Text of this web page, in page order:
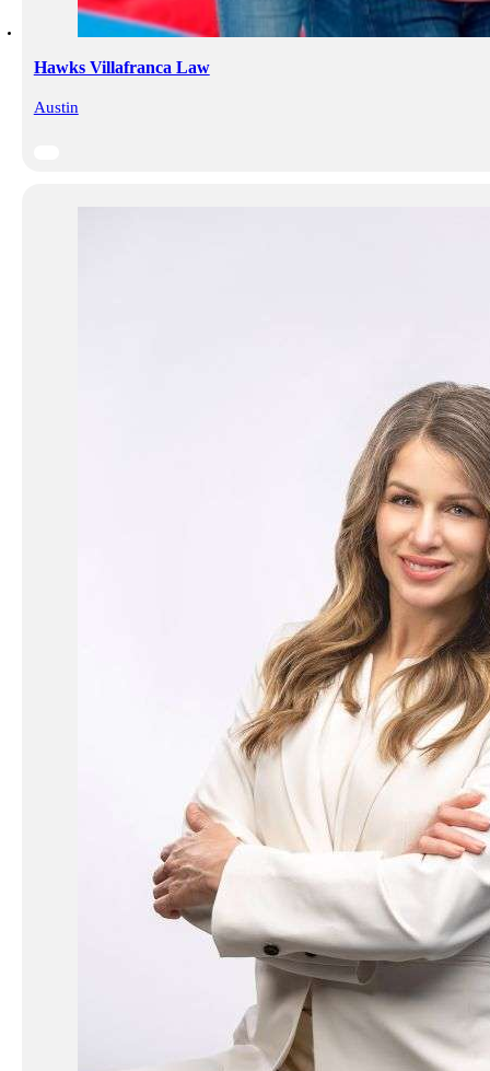
Hawks Villafranca Law
Austin